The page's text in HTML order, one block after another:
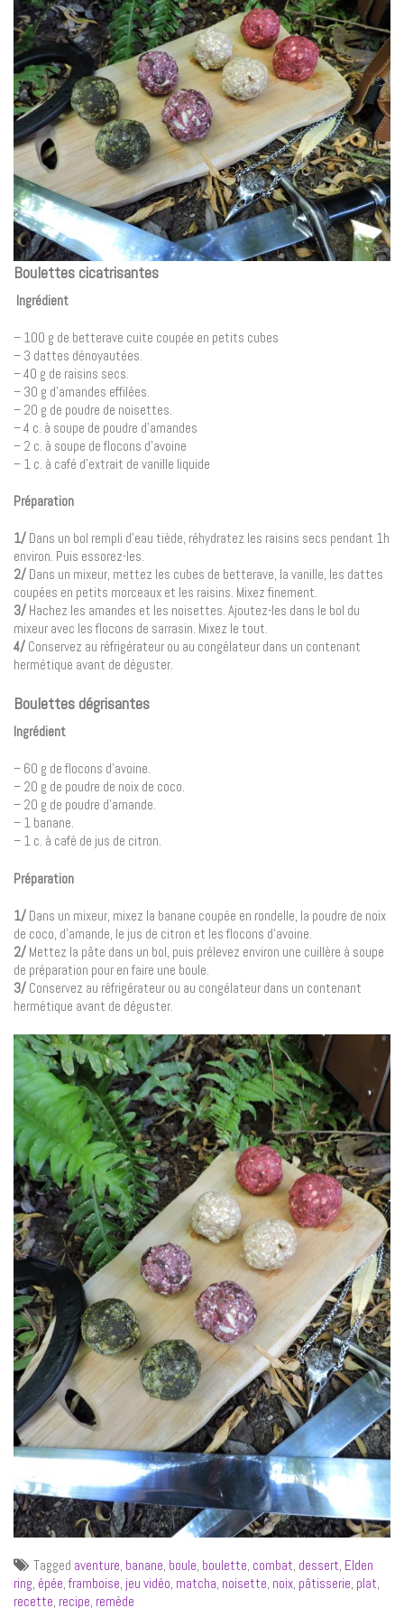
Boulettes cicatrisantes
Ingrédient
– 100 g de betterave cuite coupée en petits cubes
– 3 dattes dénoyautées.
– 40 g de raisins secs.
– 30 g d’amandes effilées.
– 20 g de poudre de noisettes.
– 4 c. à soupe de poudre d’amandes
– 2 c. à soupe de flocons d’avoine
– 1 c. à café d’extrait de vanille liquide
Préparation
1/ Dans un bol rempli d’eau tiède, réhydratez les raisins secs pendant 1h
environ. Puis essorez-les.
2/ Dans un mixeur, mettez les cubes de betterave, la vanille, les dattes
coupées en petits morceaux et les raisins. Mixez finement.
3/ Hachez les amandes et les noisettes. Ajoutez-les dans le bol du
mixeur avec les flocons de sarrasin. Mixez le tout.
4/ Conservez au réfrigérateur ou au congélateur dans un contenant
hermétique avant de déguster.
Boulettes dégrisantes
Ingrédient
– 60 g de flocons d’avoine.
– 20 g de poudre de noix de coco.
– 20 g de poudre d’amande.
– 1 banane.
– 1 c. à café de jus de citron.
Préparation
1/ Dans un mixeur, mixez la banane coupée en rondelle, la poudre de noix
de coco, d’amande, le jus de citron et les flocons d’avoine.
2/ Mettez la pâte dans un bol, puis prélevez environ une cuillère à soupe
de préparation pour en faire une boule.
3/ Conservez au réfrigérateur ou au congélateur dans un contenant
hermétique avant de déguster.
Tagged aventure, banane, boule, boulette, combat, dessert, Elden
ring, épée,framboise, jeu vidéo, matcha, noisette, noix, pâtisserie, plat,
recette, recipe, remède